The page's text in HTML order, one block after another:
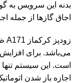
بدنه این سرویس به
اجاق گازها از جمله
زودپز
می‌باشد. برای
است. این سیستم
اجازه باز شدن